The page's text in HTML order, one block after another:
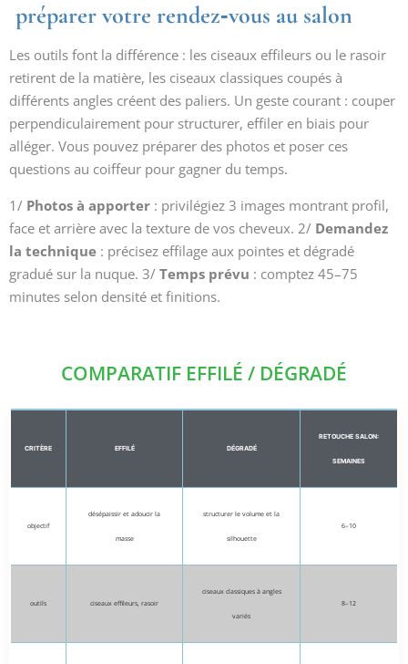
préparer votre rendez‑vous au salon
Les outils font la différence : les ciseaux effileurs ou le rasoir
retirent de la matière, les ciseaux classiques coupés à
différents angles créent des paliers. Un geste courant : couper
perpendiculairement pour structurer, effiler en biais pour
alléger. Vous pouvez préparer des photos et poser ces
questions au coiffeur pour gagner du temps.
1/ Photos à apporter : privilégiez 3 images montrant profil,
face et arrière avec la texture de vos cheveux. 2/ Demandez
la technique : précisez effilage aux pointes et dégradé
gradué sur la nuque. 3/ Temps prévu : comptez 45–75
minutes selon densité et finitions.
COMPARATIF EFFILÉ / DÉGRADÉ
CRITÈRE EFFILÉ DÉGRADÉ
RETOUCHE SALON:
SEMAINES
objectif
désépaissir et adoucir la
masse
structurer le volume et la
silhouette
6–10
outils ciseaux effileurs, rasoir
ciseaux classiques à angles
variés
8–12